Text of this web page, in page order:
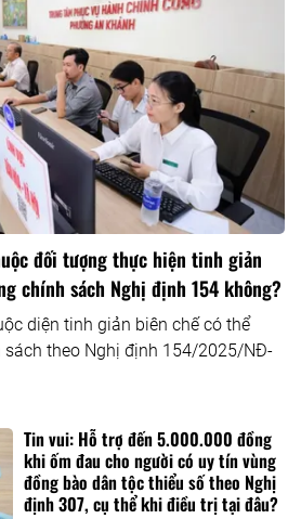
đối tượng thực hiện tinh giản
chính sách Nghị định 154 không?
diện tinh giản biên chế có thể
theo Nghị định 154/2025/NĐ-
Tin vui: Hỗ trợ đến 5.000.000 đồng
khi ốm đau cho người có uy tín vùng
đồng bào dân tộc thiểu số theo Nghị
định 307, cụ thể khi điều trị tại đâu?